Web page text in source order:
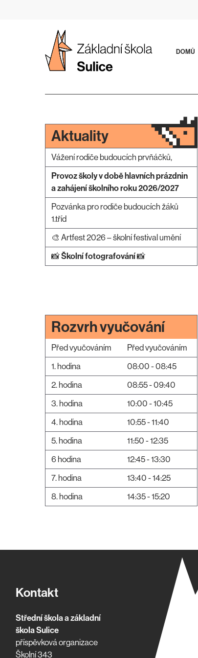
DOMŮ
Aktuality
Vážení rodiče budoucích prvňáčků,
Provoz školy v době hlavních prázdnin
a zahájení školního roku 2026/2027
Pozvánka pro rodiče budoucích žáků
1.tříd
🎨 Artfest 2026 – školní festival umění
📸Školní fotografování📸
Rozvrh vyučování
Před vyučováním
Před vyučováním
1. hodina
08:00 - 08:45
2. hodina
08:55 - 09:40
3. hodina
10:00 - 10:45
4. hodina
10:55 - 11:40
5. hodina
11:50 - 12:35
6 hodina
12:45 - 13:30
7. hodina
13:40 - 14:25
8. hodina
14:35 - 15:20
Kontakt
Střední škola a základní
škola Sulice
příspěvková organizace
Školní 343